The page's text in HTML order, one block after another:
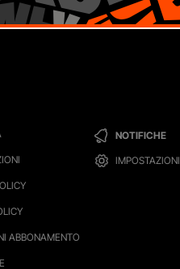
ABBONAMENTO
NOTIFICHE
IMPOSTAZIONI